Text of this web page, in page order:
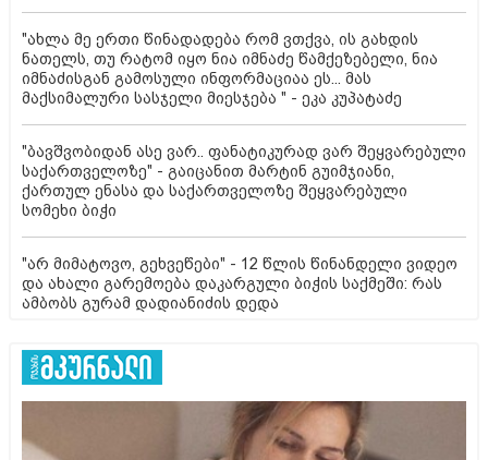
"ახლა მე ერთი წინადადება რომ ვთქვა, ის გახდის
ნათელს, თუ რატომ იყო ნია იმნაძე წამქეზებელი, ნია
იმნაძისგან გამოსული ინფორმაციაა ეს... მას
მაქსიმალური სასჯელი მიესჯება " - ეკა კუპატაძე
"ბავშვობიდან ასე ვარ.. ფანატიკურად ვარ შეყვარებული
საქართველოზე" - გაიცანით მარტინ გუიმჯიანი,
ქართულ ენასა და საქართველოზე შეყვარებული
სომეხი ბიჭი
"არ მიმატოვო, გეხვეწები" - 12 წლის წინანდელი ვიდეო
და ახალი გარემოება დაკარგული ბიჭის საქმეში: რას
ამბობს გურამ დადიანიძის დედა